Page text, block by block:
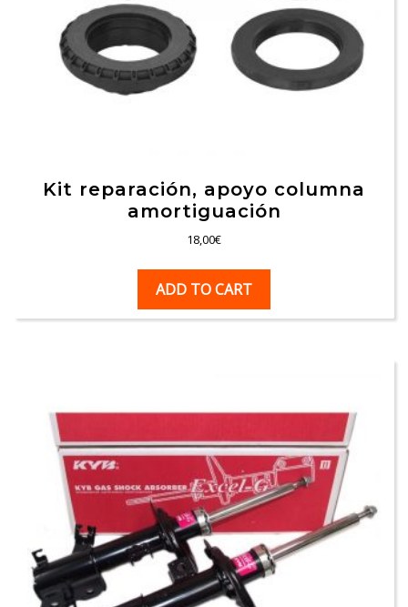
Kit reparación, apoyo columna
amortiguación
18,00€
ADD TO CART